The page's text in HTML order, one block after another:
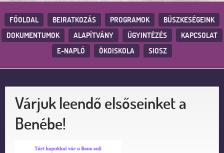
FŐOLDAL BEIRATKOZÁS PROGRAMOK
BÜSZKESÉGEINK
DOKUMENTUMOK
ALAPÍTVÁNY ÜGYINTÉZÉS
KAPCSOLAT
E-NAPLÓ
ÖKOISKOLA SIOSZ
Várjuk leendő elsőseinket a
Benébe!